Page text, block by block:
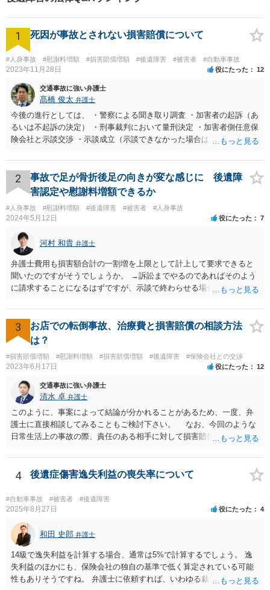
ているか否かではなく、具体的にどのような治療を、どのような頻度で実施
も、賠償額に適正に反映されていないケースは非常に多いです そのような場
合は、交渉し適切な金額に増額されなければならないと考えております。 計
算式は複雑で、一般の方には難解な損害と思われますので、まずは、お気軽
にご相談を頂きたいと思います。増額の可否や弁護方針について丁寧にご説
て安い金額の提示であることを確認する 7 事故状況や現在の体の状態を説明
の伸長とそれに伴う後遺障害逸失利益の増額の交渉をする 8 労働能力喪失期
間の伸長が認められ,後遺障害逸失利益も大幅に増加し,和解する 角 学弁護士
からのコメント 角 学弁護士 治療完了後,神経痛が残るケースは,交通事故では
多くあります 神経痛が残っている場合,医師は後遺障害診断書を作成する場合
があります 通常の感覚では,医師が後遺障害があると判断している以上,当然
に,後遺障害が認定されると思われますが,実際は,診断書が出ていても認定され
ないケースが多くあります 後遺障害を判断する機関では,単に診断書が発行さ
れているか否かではなく,具体的にどのような治療を,どのような頻度で実施し
ているか等,様々な観点をもって判断します そのため,治療中の通院方法は極め
て重要な要素となります その結果,後遺障害の認定がなされたとしても,賠償額
に適正に反映されていないケースは非常に多いです そのような場合は,交渉し
適切な金額に増額されなければならないと考えております。 計算式は複雑で,
1 死因が事故とされない損害賠償について
#人身事故 #慰謝料増額 #損害賠償増額 #後遺障害 #被害者 #自動車事故
2023年11月28日 役にたった 12
交通事故に強い弁護士
髙橋 俊太 弁護士
今後の進行としては、 ・警察による聞き取り調査 ・加害者の起訴（あ
るいは不起訴の決定） ・刑事裁判において量刑決定 ・加害者側任意保
険会社と示談交渉 ・示談成立（示談できなかった場合は裁判） となり
加害者に対する処罰感情など尋ねられるはずですので、率直にお答え
になるとよいと思います。
2
事故で足が骨折後足の向きが変な感じに 後遺障
害認定や慰謝料増額できるか
#人身事故 #慰謝料増額 #後遺障害 #被害者 #人身事故
2024年5月12日 役にたった 7
河村 和貴 弁護士
弁護士費用も損害額合計の一割増を上限として計上して要求できると
聞いたのですがそうでしょうか。 →訴訟までやるのであればそのよう
に請求することになるはずですが、示談で終わらせる場合には、そこ
ならほとんど充足できるか多くが返ってくるイメージなので頼むのも
いいかなと思うのですが。 →LAC基準でもそうかもしれませんし、交
通事故事案ではより定額の費用としている法律事務所も多いように思
います。費用面も含めて、弁護士さんを検討してみるとよいかもしれ
ませんね。 かなり具体的な話も多くなっているので、法律事務所に問
い合わせてみるとよいと思います。
3
お店での転倒事故、治療費と損害賠償の相談方法
は？
#損害賠償増額 #慰謝料増額 #損害賠償増額 #後遺障害 #保険会社との交渉
2023年6月17日 役にたった 12
交通事故に強い弁護士
清水 卓 弁護士
このように、事案によって結論が分かれることがあるため、一度、弁
護士に直接相談してみることもご検討下さい。 なお、今回のような
日常生活上の事故の際、責任のある相手に対して損害賠償請求する際
す（ご自宅の火災保険や自動車の任意保険等を確認してみて下さい。
加入したつもりがなくても、確認してみたら付いていたということが
4 後遺症傷害逸失利益の喪失率について
#自動車事故 #被害者 #後遺障害
2025年8月27日 役にたった 4
和田 史郎 弁護士
14級で逸失利益を計算する場合、通常は5%で計算するでしょう。 逸
失利益のほかにも、保険会社の独自の基準で低く算定されている可能
性もありそうですね。 弁護士に依頼すれば、いわゆる裁判基準程度の